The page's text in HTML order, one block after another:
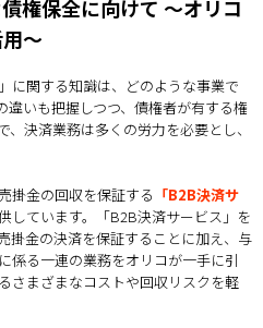
権保全に向けて ～オリコ
～
に関する知識は、どのような事業で
違いも把握しつつ、債権者が有する権
決済業務は多くの労力を必要とし、
掛金の回収を保証する 「B2B決済サ
しています。「B2B決済サービス」を
掛金の決済を保証することに加え、与
係る一連の業務をオリコが一手に引
さまざまなコストや回収リスクを軽